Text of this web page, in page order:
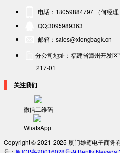
电话：18059884797 （何经理
QQ:3095989363
邮箱：sales@xiongbagk.cn
分公司地址：福建省漳州开发
217-01
关注我们
微信二维码
WhatsApp
Copyright © 2021-2025 厦门雄霸电子商务